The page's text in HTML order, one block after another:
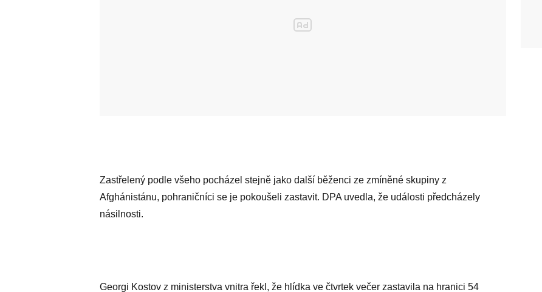
Zastřelený podle všeho pocházel stejně jako další běženci ze zmíněné skupiny z
Afghánistánu, pohraničníci se je pokoušeli zastavit. DPA uvedla, že události předcházely
násilnosti.
Georgi Kostov z ministerstva vnitra řekl, že hlídka ve čtvrtek večer zastavila na hranici 54